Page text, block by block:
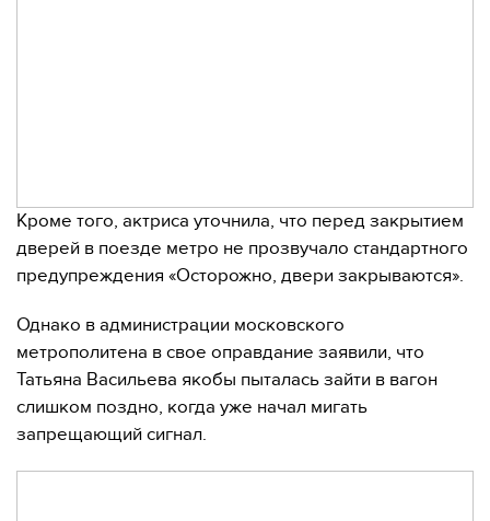
Кроме того, актриса уточнила, что перед закрытием
дверей в поезде метро не прозвучало стандартного
предупреждения «Осторожно, двери закрываются».
Однако в администрации московского
метрополитена в свое оправдание заявили, что
Татьяна Васильева якобы пыталась зайти в вагон
слишком поздно, когда уже начал мигать
запрещающий сигнал.